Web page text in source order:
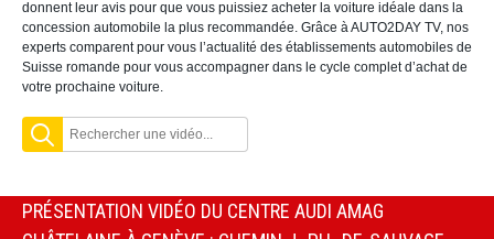
donnent leur avis pour que vous puissiez acheter la voiture idéale dans la
concession automobile la plus recommandée. Grâce à AUTO2DAY TV, nos
experts comparent pour vous l’actualité des établissements automobiles de
Suisse romande pour vous accompagner dans le cycle complet d’achat de
votre prochaine voiture.
PRÉSENTATION VIDÉO DU CENTRE AUDI AMAG